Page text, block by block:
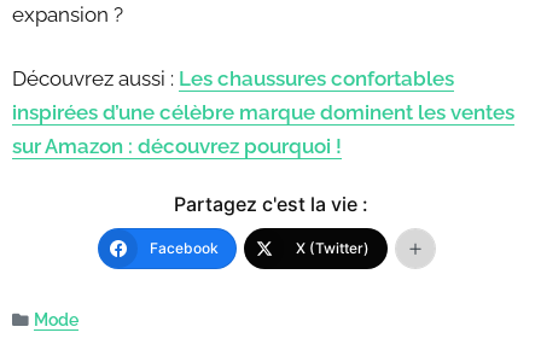
expansion ?
Découvrez aussi : Les chaussures confortables
inspirées d’une célèbre marque dominent les ventes
sur Amazon : découvrez pourquoi !
Partagez c'est la vie :
Facebook X (Twitter)
Mode